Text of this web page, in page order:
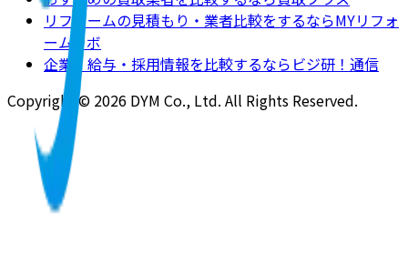
リフォームの見積もり・業者比較をするならMYリフォ
ームラボ
企業・給与・採用情報を比較するならビジ研！通信
Copyright © 2026 DYM Co., Ltd. All Rights Reserved.